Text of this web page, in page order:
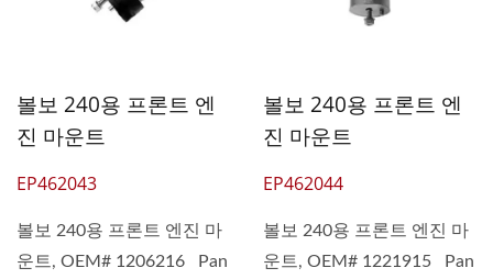
볼보 240용 프론트 엔
진 마운트
EP462043
볼보 240용 프론트 엔진 마
운트, OEM# 1206216 Pan
볼보 240용 프론트 엔
진 마운트
EP462044
볼보 240용 프론트 엔진 마
운트, OEM# 1221915 Pan